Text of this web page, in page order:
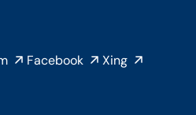
Facebook Xing